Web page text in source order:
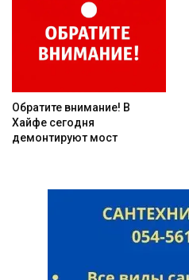
Обратите внимание! В
Хайфе сегодня
демонтируют мост